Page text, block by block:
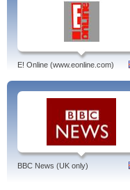
E! Online (www.eonline.com)
BBC News (UK only)